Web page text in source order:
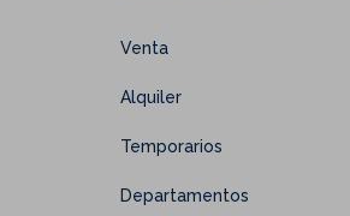
Venta
Alquiler
Temporarios
Departamentos